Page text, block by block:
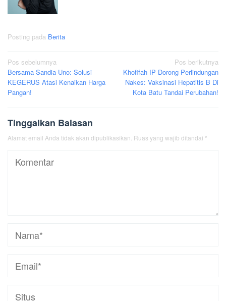
Posting pada Berita
Navigasi
pos
Pos sebelumnya
Bersama Sandia Uno: Solusi
KEGERUS Atasi Kenaikan Harga
Pangan!
Pos berikutnya
Khofifah IP Dorong Perlindungan
Nakes: Vaksinasi Hepatitis B Di
Kota Batu Tandai Perubahan!
Tinggalkan Balasan
Alamat email Anda tidak akan dipublikasikan. Ruas yang wajib ditandai *